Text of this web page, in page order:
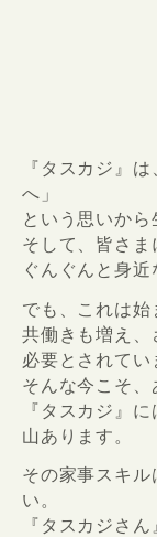
『タスカジ』
へ」
という思いから
そして、皆さま
ぐんぐんと身近
でも、これは始
共働きも増え、
必要とされてい
そんな今こそ、
『タスカジ』
山あります。
その家事スキ
い。
『タスカジさ